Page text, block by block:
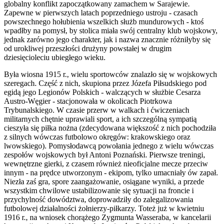
globalny konflikt zapoczątkowany zamachem w Sarajewie.
Zapewne w pierwszych latach poprzedniego ustroju - czasach
powszechnego hołubienia wszelkich służb mundurowych - ktoś
wpadłby na pomysł, by stolica miała swój centralny klub wojskowy,
jednak zarówno jego charakter, jak i nazwa znacznie różniłyby się
od urokliwej przeszłości drużyny powstałej w drugim
dziesięcioleciu ubiegłego wieku.
Była wiosna 1915 r., wielu sportowców znalazło się w wojskowych
szeregach. Część z nich, skupiona przez Józefa Piłsudskiego pod
egidą jego Legionów Polskich - walczących w służbie Cesarza
Austro-Węgier - stacjonowała w okolicach Piotrkowa
Trybunalskiego. W czasie przerw w walkach i ćwiczeniach
militarnych chętnie uprawiali sport, a ich szczególną sympatią
cieszyła się piłka nożna (zdecydowana większość z nich pochodziła
z silnych wówczas futbolowo okręgów: krakowskiego oraz
lwowskiego). Pomysłodawcą powołania jednego z wielu wówczas
zespołów wojskowych był Antoni Poznański. Pierwsze treningi,
wewnętrzne gierki, z czasem również nieoficjalne mecze przeciw
innym - na prędce utworzonym - ekipom, tylko umacniały ów zapał.
Niezła zaś gra, spore zaangażowanie, osiągane wyniki, a przede
wszystkim chwilowe ustabilizowanie się sytuacji na froncie i
przychylność dowództwa, doprowadziły do zalegalizowania
futbolowej działalności żołnierzy-piłkarzy. Toteż już w kwietniu
1916 r., na wniosek chorążego Zygmunta Wasseraba, w kancelarii